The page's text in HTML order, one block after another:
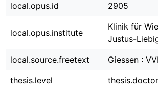
local.opus.id 2905
local.opus.institute
Klinik für
Justus-
local.source.freetext Giessen :
thesis.level